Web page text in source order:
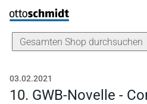
Direkt zum Inhalt
03.02.2021
10. GWB-Novelle -